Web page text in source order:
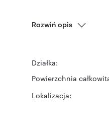
Rozwiń opis
Działka:
Powierzchnia
Lokalizacja: